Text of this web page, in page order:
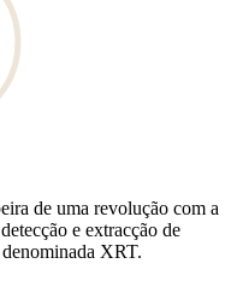
de uma revolução com a
e extracção de
XRT.